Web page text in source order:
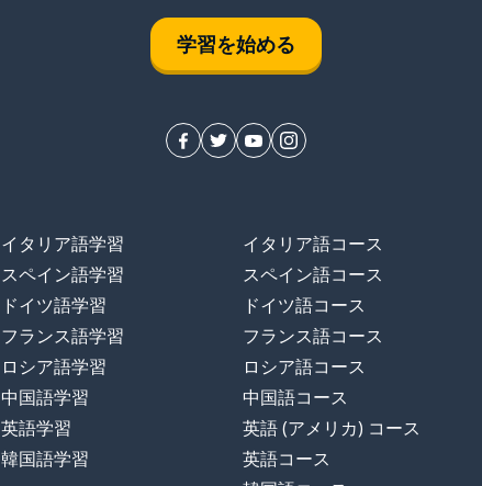
学習を始める
イタリア語学習
スペイン語学習
ドイツ語学習
フランス語学習
ロシア語学習
中国語学習
英語学習
韓国語学習
イタリア語コース
スペイン語コース
ドイツ語コース
フランス語コース
ロシア語コース
中国語コース
英語 (アメリカ) コース
英語コース